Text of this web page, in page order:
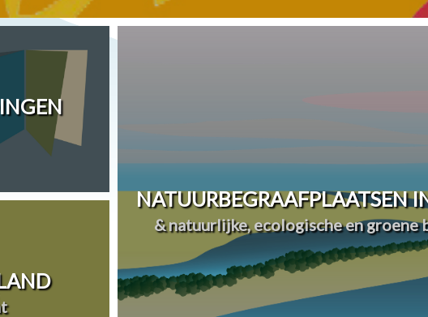
NATUURBEGRAAFPLAATSEN
& natuurlijke, ecologische en groene